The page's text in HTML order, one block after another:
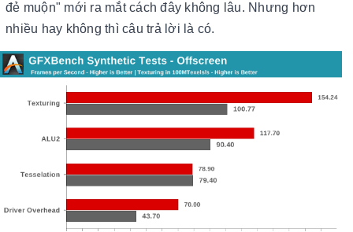
đẻ muộn" mới ra mắt cách đây không lâu. Nhưng hơn
nhiều hay không thì câu trả lời là có.